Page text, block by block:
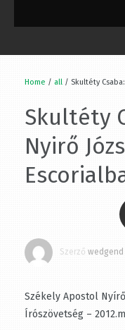
Home / all / Skultéty
Skultéty
Józsefnél
Szerző wedgend
Székely Apostol
Magyar Írószövetség –